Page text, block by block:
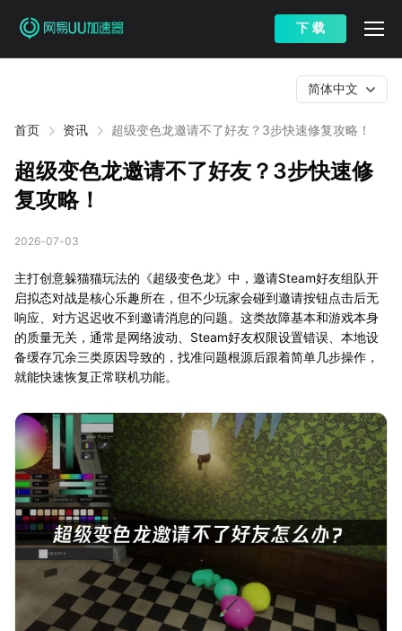
下 载
首页 资讯 超级变色龙邀请不了好友？3步快速修复攻略！
简体中文
超级变色龙邀请不了好友？3步快速修
复攻略！
2026-07-03
主打创意躲猫猫玩法的《超级变色龙》中，邀请Steam好友组队开
启拟态对战是核心乐趣所在，但不少玩家会碰到邀请按钮点击后无
响应、对方迟迟收不到邀请消息的问题。这类故障基本和游戏本身
的质量无关，通常是网络波动、Steam好友权限设置错误、本地设
备缓存冗余三类原因导致的，找准问题根源后跟着简单几步操作，
就能快速恢复正常联机功能。